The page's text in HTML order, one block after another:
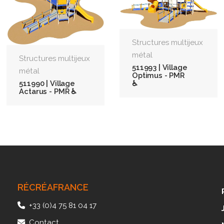
Structures multijeux
métal
511990 | Village
Actarus - PMR ♿
Structures multijeux
métal
511993 | Village
Optimus - PMR
♿
RÉCRÉAFRANCE
+33 (0)4 75 81 04 17